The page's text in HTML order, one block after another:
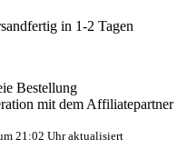
in 1-2 Tagen
Bestellung
mit dem Affiliatepartner
21:02 Uhr aktualisiert